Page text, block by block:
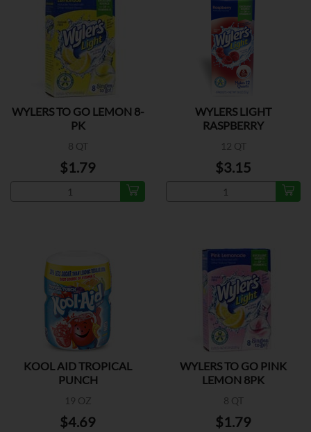
WYLERS TO GO LEMON 8-
PK
8 QT
$1.79
WYLERS LIGHT
RASPBERRY
12 QT
$3.15
KOOL AID TROPICAL
PUNCH
19 OZ
$4.69
WYLERS TO GO PINK
LEMON 8PK
8 QT
$1.79